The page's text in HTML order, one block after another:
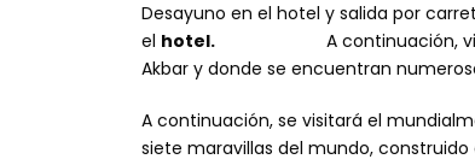
Desayuno en el hotel y salida por
el hotel. A continuación, visita
Akbar y donde se encuentran
A continuación, se visitará el
siete maravillas del mundo,